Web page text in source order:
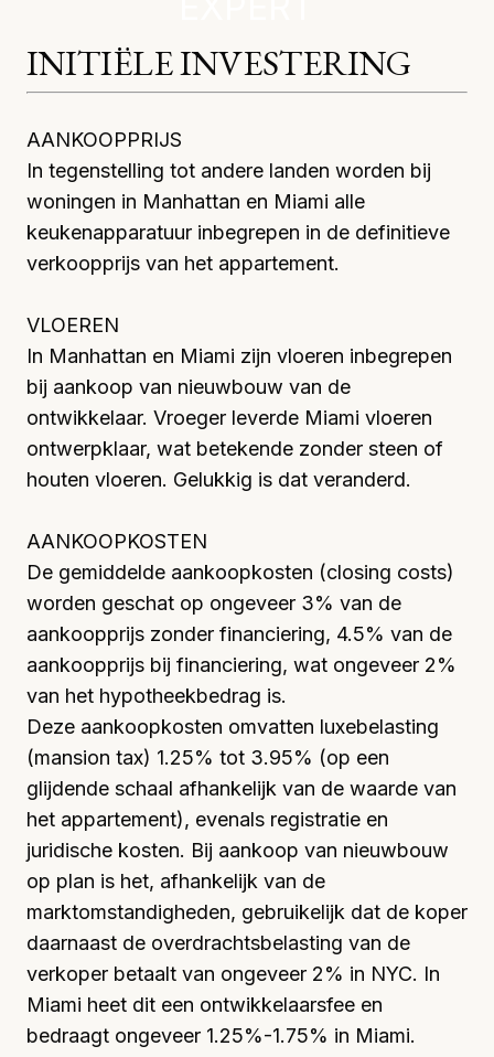
INITIËLE INVESTERING
AANKOOPPRIJS
In tegenstelling tot andere landen worden bij
woningen in Manhattan en Miami alle
keukenapparatuur inbegrepen in de definitieve
verkoopprijs van het appartement.
VLOEREN
In Manhattan en Miami zijn vloeren inbegrepen
bij aankoop van nieuwbouw van de
ontwikkelaar. Vroeger leverde Miami vloeren
ontwerpklaar, wat betekende zonder steen of
houten vloeren. Gelukkig is dat veranderd.
AANKOOPKOSTEN
De gemiddelde aankoopkosten (closing costs)
worden geschat op ongeveer 3% van de
aankoopprijs zonder financiering, 4.5% van de
aankoopprijs bij financiering, wat ongeveer 2%
van het hypotheekbedrag is.
Deze aankoopkosten omvatten luxebelasting
(mansion tax) 1.25% tot 3.95% (op een
glijdende schaal afhankelijk van de waarde van
het appartement), evenals registratie en
juridische kosten. Bij aankoop van nieuwbouw
op plan is het, afhankelijk van de
marktomstandigheden, gebruikelijk dat de koper
daarnaast de overdrachtsbelasting van de
verkoper betaalt van ongeveer 2% in NYC. In
Miami heet dit een ontwikkelaarsfee en
bedraagt ongeveer 1.25%-1.75% in Miami.